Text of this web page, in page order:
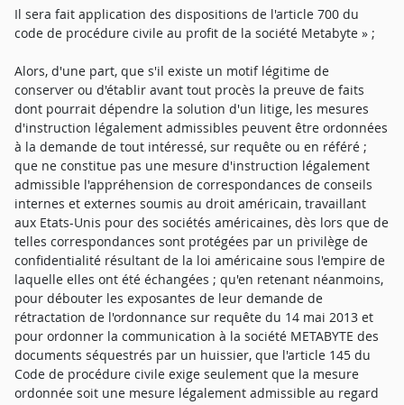
Il sera fait application des dispositions de l'article 700 du
code de procédure civile au profit de la société Metabyte » ;
Alors, d'une part, que s'il existe un motif légitime de
conserver ou d'établir avant tout procès la preuve de faits
dont pourrait dépendre la solution d'un litige, les mesures
d'instruction légalement admissibles peuvent être ordonnées
à la demande de tout intéressé, sur requête ou en référé ;
que ne constitue pas une mesure d'instruction légalement
admissible l'appréhension de correspondances de conseils
internes et externes soumis au droit américain, travaillant
aux Etats-Unis pour des sociétés américaines, dès lors que de
telles correspondances sont protégées par un privilège de
confidentialité résultant de la loi américaine sous l'empire de
laquelle elles ont été échangées ; qu'en retenant néanmoins,
pour débouter les exposantes de leur demande de
rétractation de l'ordonnance sur requête du 14 mai 2013 et
pour ordonner la communication à la société METABYTE des
documents séquestrés par un huissier, que l'article 145 du
Code de procédure civile exige seulement que la mesure
ordonnée soit une mesure légalement admissible au regard